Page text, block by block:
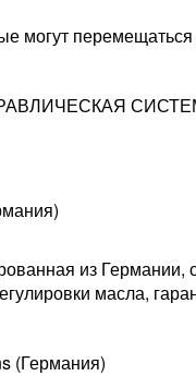
могут
из Германии,
масла,
(Германия)